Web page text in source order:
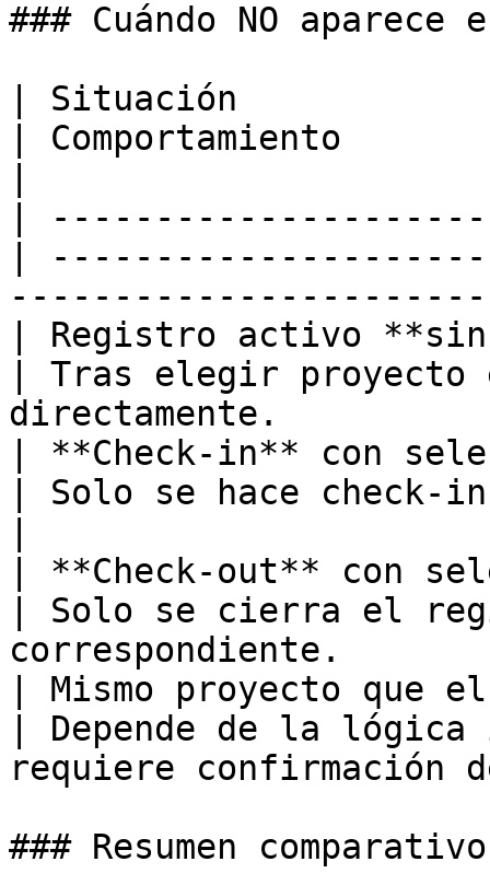
### Cuándo NO
| Situación
| Comportamiento
|
|
| Registro activo
| Tras elegir
directamente.
| **Check-in** con
| Solo se hace check-
| **Check-out** con
| Solo se cierra el
correspondiente.
| Mismo proyecto que
| Depende de la lógica
requiere confirmación
### Resumen comparativo